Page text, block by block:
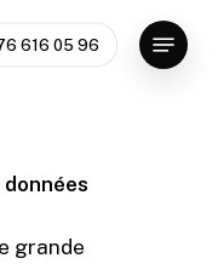
616 05 96
Menu
grande
Close